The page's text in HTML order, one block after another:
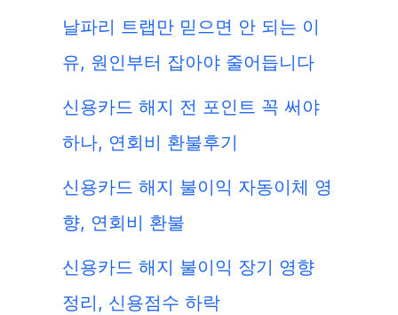
날파리 트랩만 믿으면 안 되는 이
유, 원인부터 잡아야 줄어듭니다
신용카드 해지 전 포인트 꼭 써야
하나, 연회비 환불후기
신용카드 해지 불이익 자동이체 영
향, 연회비 환불
신용카드 해지 불이익 장기 영향
정리, 신용점수 하락